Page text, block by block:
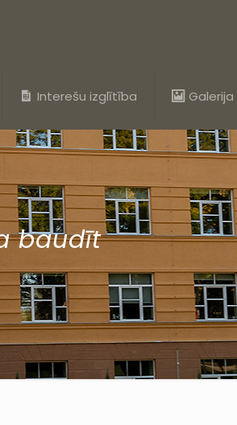
Interešu izglītība Galerija
baudīt